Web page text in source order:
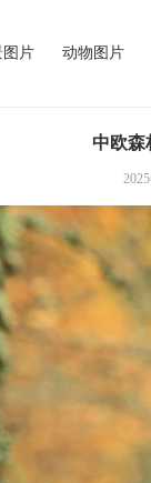
图片 动物图片
中欧森